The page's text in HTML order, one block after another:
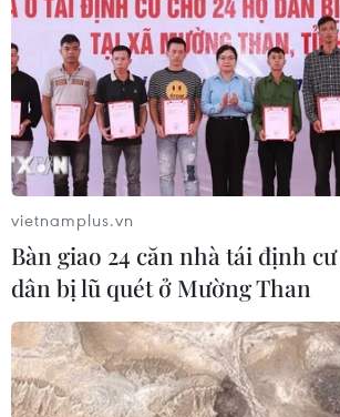
vietnamplus.vn
Bàn giao 24 căn nhà tái định
dân bị lũ quét ở Mường Than